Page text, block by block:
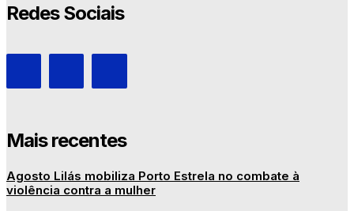
Redes Sociais
Mais recentes
Agosto Lilás mobiliza Porto Estrela no combate à
violência contra a mulher